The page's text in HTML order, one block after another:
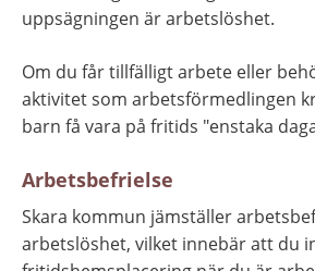
uppsägningen är arbetslöshet.
Om du får tillfälligt arbete eller
aktivitet som arbetsförmedlingen
barn få vara på fritids "enstaka
Arbetsbefrielse
Skara kommun jämställer
arbetslöshet, vilket innebär att du